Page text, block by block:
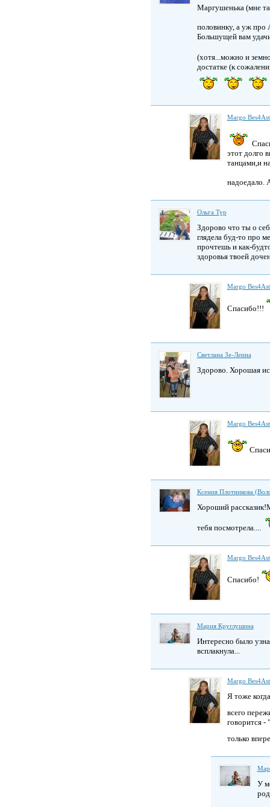
Маргушенька (мне
половинку, а уж про
Большущей вам
(хотя...можно и
достатке (к
Margo
этот долго
танцами,и
надоедало.
Ольга Тур
Здорово что ты о
глядела буд-то про
прочтешь и как-
здоровья твоей
Margo
Спасибо!!!
Светлана Зе-Леина
Здорово. Хорошая
Margo
Ксения Плотникова
Хороший
тебя посмотрела....
Margo
Спасибо!
Мария Круглушина
Интересно было
всплакнула...
Margo
Я тоже
всего
говорится -
только
У